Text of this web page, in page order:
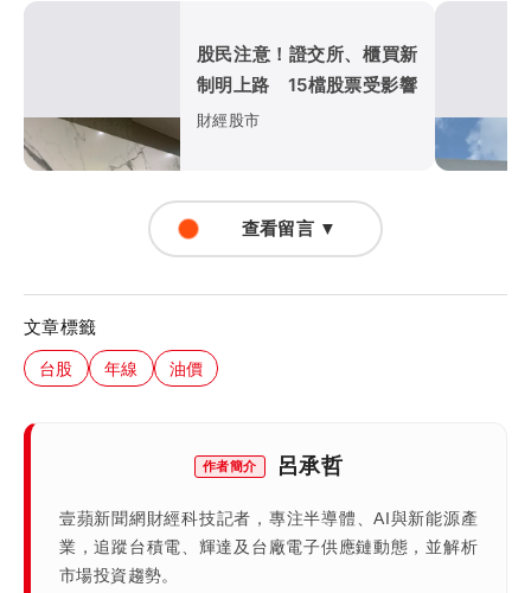
股民注意！證交所、櫃買新
制明上路 15檔股票受影響
財經股市
查看留言 ▼
文章標籤
台股 年線 油價
作者簡介 呂承哲
壹蘋新聞網財經科技記者，專注半導體、AI與新能源產
業，追蹤台積電、輝達及台廠電子供應鏈動態，並解析
市場投資趨勢。